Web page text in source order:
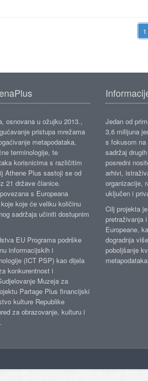
osnovana u ožujku 2013.,
pristupa mrežama
metapodataka,
terminologije, te
korisnicima s različitim
Athene Plus sastoji se od
21 države članice.
s Europeana
koje će veliku količinu
sadržaja učiniti dostupnim
EU Programa podrške
informacijskih i
(ICT PSP) kao dijela
konkurentnost i
Muzeja za
Partage Plus financijski
kulture Republike
za obrazovanje, kulturu i
Jedan od
3,6 milijuna
s fokusom
sadržaj
posredni
arhivi,
organizacije,
uključen i
Cilj projekta
pretraživanja
Europeane,
dogradnja
poboljšanje